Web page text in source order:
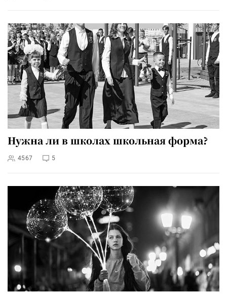
Нужна ли в школах школьная форма?
4567 5